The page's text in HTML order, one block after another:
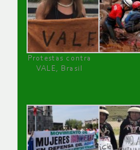
Protestas contra
VALE, Brasil